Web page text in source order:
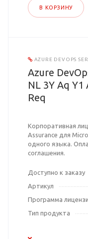
В КОРЗИНУ
AZURE DEVOPS
Azure
NL 3Y Aq
Req
Корпоративная
Assurance для
одного языка.
соглашения.
Доступно к заказу
Артикул
Программа
Тип продукта